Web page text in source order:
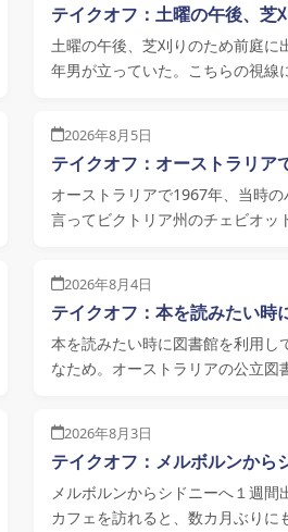
テイクオフ：土曜の午後、芝
土曜の午後、芝刈りのため前庭に
年男が立っていた。こちらの視線
2026年8月5日
テイクオフ：オーストラリア
オーストラリアで1967年、当時
言ってビクトリア州のチェビオッ
2026年8月4日
テイクオフ：本を読みたい時
本を読みたい時に図書館を利用
なため。オーストラリアの公立図
2026年8月3日
テイクオフ：メルボルンから
メルボルンからシドニーへ１週
カフェを訪れると、数カ月ぶりに